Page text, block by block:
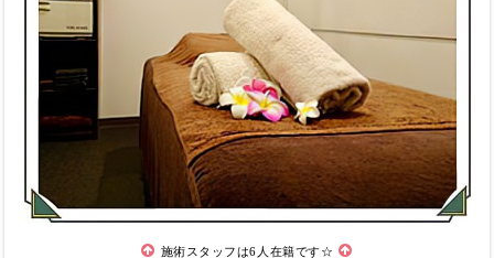
施術スタッフは6人在籍です☆